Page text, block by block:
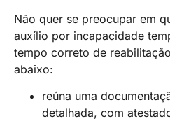
Não quer se preocupar em
auxílio por incapacidade
tempo correto de
abaixo:
reúna uma
detalhada, com